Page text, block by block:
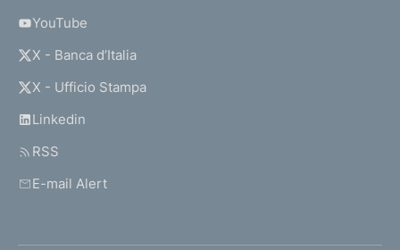
YouTube
X - Banca d’Italia
X - Ufficio Stampa
Linkedin
RSS
E-mail Alert